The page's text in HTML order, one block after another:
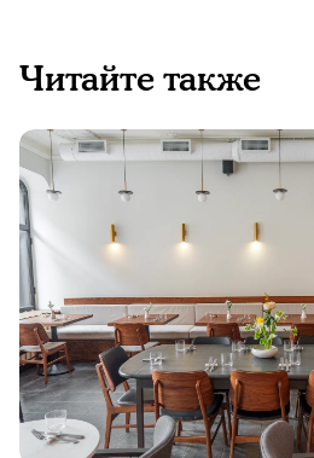
Читайте также